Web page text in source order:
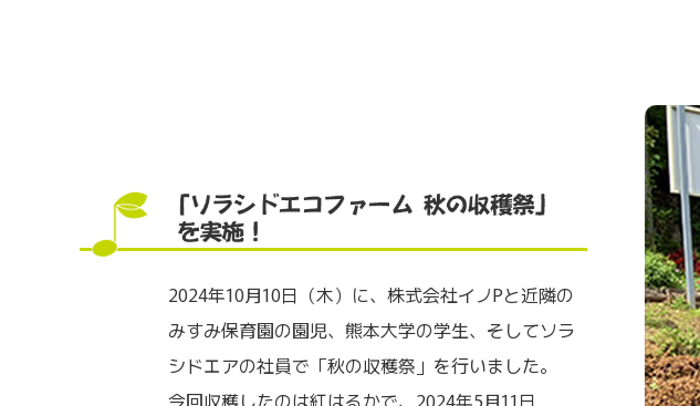
2024年10月10日（木）に、株式会社イノPと近隣の
みすみ保育園の園児、熊本大学の学生、そしてソラ
シドエアの社員で「秋の収穫祭」を行いました。